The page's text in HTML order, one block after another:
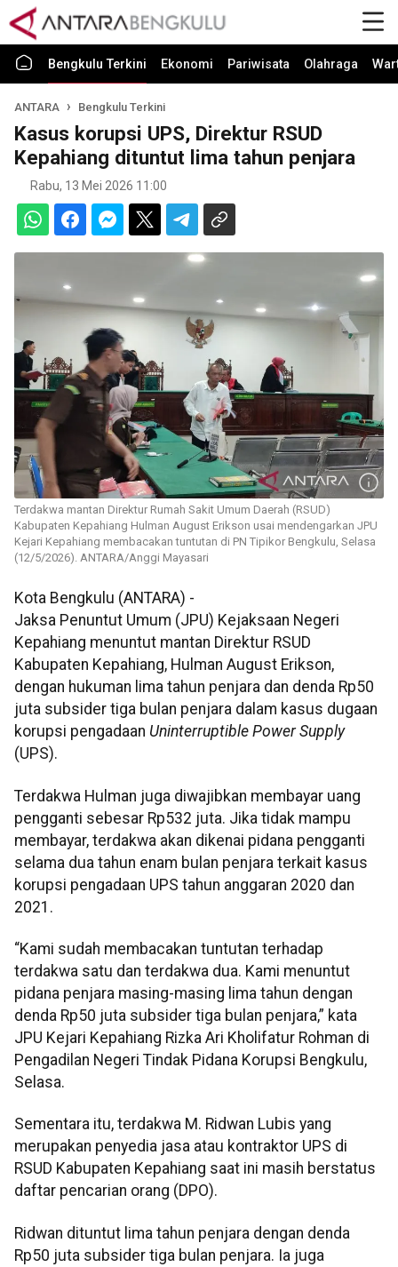
Bengkulu Terkini Ekonomi Pariwisata Olahraga
ANTARA Bengkulu Terkini
Kasus korupsi UPS, Direktur RSUD
Kepahiang dituntut lima tahun penjara
Rabu, 13 Mei 2026 11:00
Terdakwa mantan Direktur Rumah Sakit Umum Daerah (RSUD)
Kabupaten Kepahiang Hulman August Erikson usai mendengarkan JPU
Kejari Kepahiang membacakan tuntutan di PN Tipikor Bengkulu, Selasa
(12/5/2026). ANTARA/Anggi Mayasari
Kota Bengkulu (ANTARA) -
Jaksa Penuntut Umum (JPU) Kejaksaan Negeri
Kepahiang menuntut mantan Direktur RSUD
Kabupaten Kepahiang, Hulman August Erikson,
dengan hukuman lima tahun penjara dan denda Rp50
juta subsider tiga bulan penjara dalam kasus dugaan
korupsi pengadaan Uninterruptible Power Supply
(UPS).
Terdakwa Hulman juga diwajibkan membayar uang
pengganti sebesar Rp532 juta. Jika tidak mampu
membayar, terdakwa akan dikenai pidana pengganti
selama dua tahun enam bulan penjara terkait kasus
korupsi pengadaan UPS tahun anggaran 2020 dan
2021.
“Kami sudah membacakan tuntutan terhadap
terdakwa satu dan terdakwa dua. Kami menuntut
pidana penjara masing-masing lima tahun dengan
denda Rp50 juta subsider tiga bulan penjara,” kata
JPU Kejari Kepahiang Rizka Ari Kholifatur Rohman di
Pengadilan Negeri Tindak Pidana Korupsi Bengkulu,
Selasa.
Sementara itu, terdakwa M. Ridwan Lubis yang
merupakan penyedia jasa atau kontraktor UPS di
RSUD Kabupaten Kepahiang saat ini masih berstatus
daftar pencarian orang (DPO).
Ridwan dituntut lima tahun penjara dengan denda
Rp50 juta subsider tiga bulan penjara. Ia juga